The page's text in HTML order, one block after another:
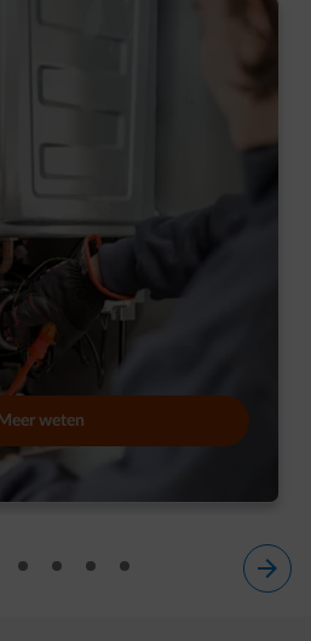
wanneer moet je
Meer weten